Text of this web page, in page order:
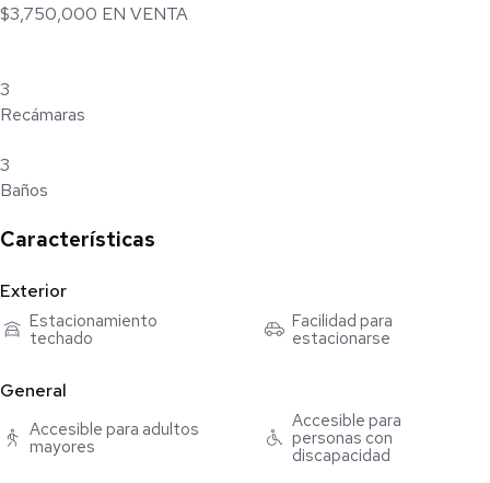
$3,750,000 EN VENTA
3
Recámaras
3
Baños
2
176.84 m2
de construcción
283.05 m2
Características
Exterior
Estacionamiento
techado
Facilidad para
estacionarse
General
Accesible para adultos
mayores
Accesible para
personas con
discapacidad